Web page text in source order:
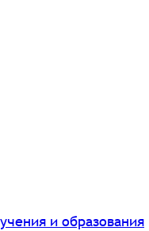
и образования